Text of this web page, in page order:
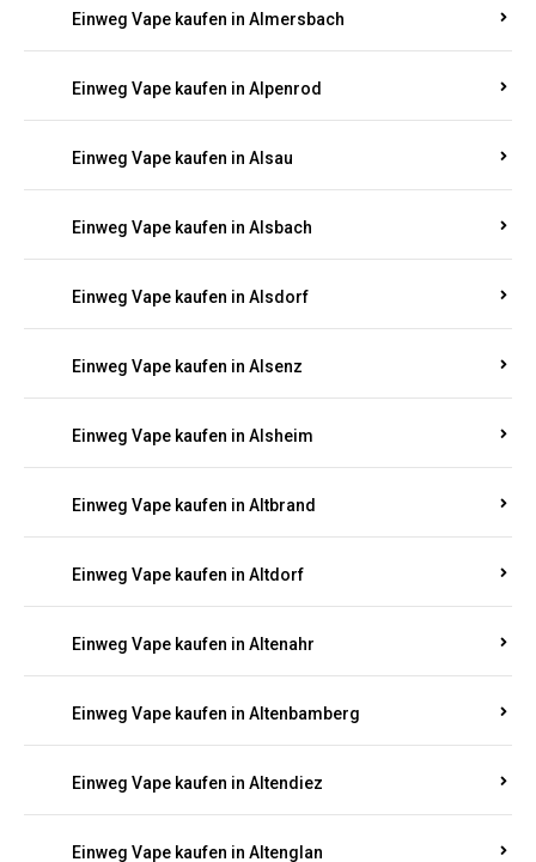
Einweg Vape kaufen in Almersbach
Einweg Vape kaufen in Alpenrod
Einweg Vape kaufen in Alsau
Einweg Vape kaufen in Alsbach
Einweg Vape kaufen in Alsdorf
Einweg Vape kaufen in Alsenz
Einweg Vape kaufen in Alsheim
Einweg Vape kaufen in Altbrand
Einweg Vape kaufen in Altdorf
Einweg Vape kaufen in Altenahr
Einweg Vape kaufen in Altenbamberg
Einweg Vape kaufen in Altendiez
Einweg Vape kaufen in Altenglan